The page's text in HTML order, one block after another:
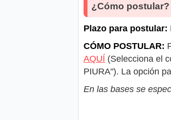
¿Cómo postular?
Plazo para postular:
CÓMO POSTULAR:
AQUÍ (Selecciona el
PIURA"). La opción
En las bases se